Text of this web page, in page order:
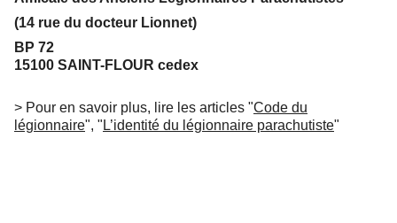
(14 rue du docteur Lionnet)
BP 72
15100 SAINT-FLOUR cedex
> Pour en savoir plus, lire les articles "Code du
légionnaire", " L’identité du légionnaire parachutiste"